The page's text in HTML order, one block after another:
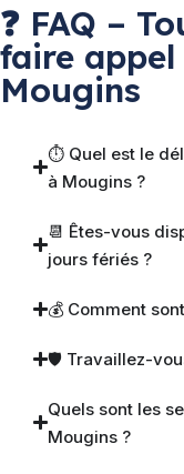
❓ FAQ –
faire
Mougins
⏱ Quel est le
à Mougins ?
📆 Êtes-vous
jours fériés ?
💰 Comment
🛡 Travaillez-
Quels sont les
Mougins ?